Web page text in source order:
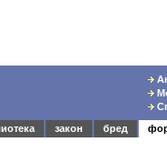
закон бред